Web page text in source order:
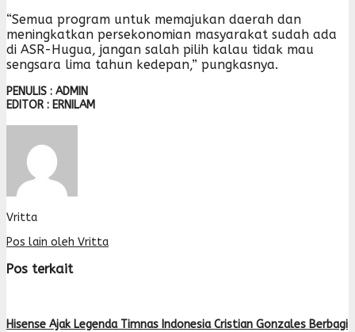
“Semua program untuk memajukan daerah dan
meningkatkan persekonomian masyarakat sudah ada
di ASR-Hugua, jangan salah pilih kalau tidak mau
sengsara lima tahun kedepan,” pungkasnya.
PENULIS : ADMIN
EDITOR : ERNILAM
Vritta
Pos lain oleh Vritta
Pos terkait
Hisense Ajak Legenda Timnas Indonesia Cristian Gonzales Berbagi